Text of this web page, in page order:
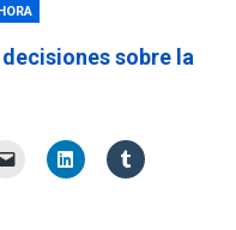
sobre la